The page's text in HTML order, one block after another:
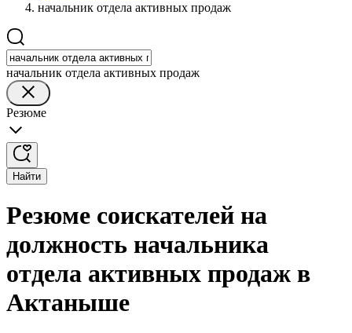
начальник отдела активных продаж
начальник отдела активных продаж
Резюме
Найти
Резюме соискателей на
должность начальника
отдела активных продаж в
Актаныше